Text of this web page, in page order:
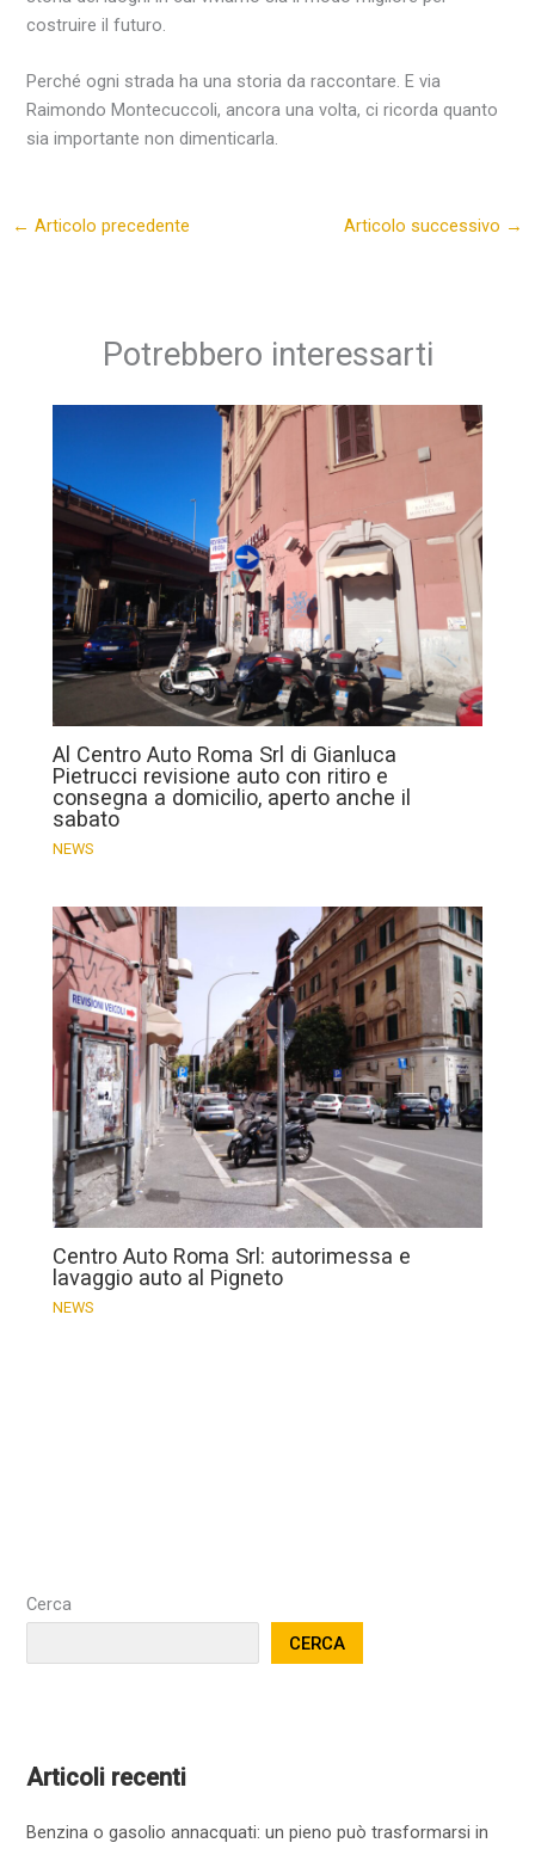
costruire il futuro.
Perché ogni strada ha una storia da raccontare. E via
Raimondo Montecuccoli, ancora una volta, ci ricorda quanto
sia importante non dimenticarla.
← Articolo precedente Articolo successivo →
Potrebbero interessarti
Al Centro Auto Roma Srl di Gianluca
Pietrucci revisione auto con ritiro e
consegna a domicilio, aperto anche il
sabato
NEWS
Centro Auto Roma Srl: autorimessa e
lavaggio auto al Pigneto
NEWS
Cerca
CERCA
Articoli recenti
Benzina o gasolio annacquati: un pieno può trasformarsi in